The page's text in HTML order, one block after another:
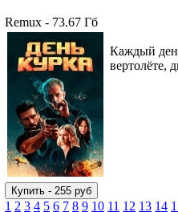
Remux - 73.67 Гб
Каждый
вертолёте,
1 2 3 4 5 6 7 8 9 10 11 12 13 14